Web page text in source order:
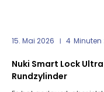
15. Mai 2026 4 Minuten
Nuki Smart Lock
Rundzylinder